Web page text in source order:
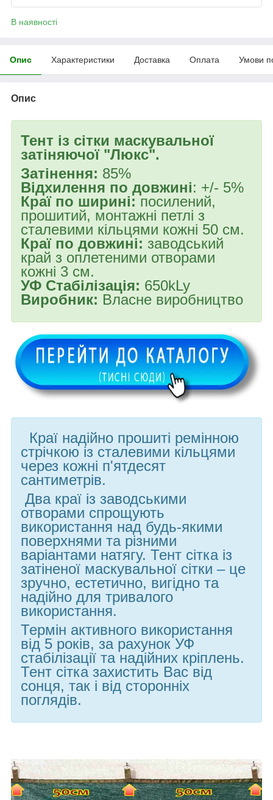
В наявності
Опис Характеристики Доставка Оплата Умови
Опис
Тент із сітки маскувальної
затіняючої "Люкс".
Затінення: 85%
Відхилення по довжині: +/- 5%
Краї по ширині:посилений,
прошитий, монтажні петлі з
сталевими кільцями кожні 50 см.
Краї по довжині: заводський
край з оплетеними отворами
кожні 3 см.
УФ Стабілізація: 650kLy
Виробник: Власне виробництво
Краї надійно прошиті ремінною
стрічкою із сталевими кільцями
через кожні п'ятдесят
сантиметрів.
Два краї із заводськими
отворами спрощують
використання над будь-якими
поверхнями та різними
варіантами натягу. Тент сітка із
затіненої маскувальної сітки – це
зручно, естетично, вигідно та
надійно для тривалого
використання.
Термін активного використання
від 5 років, за рахунок УФ
стабілізації та надійних кріплень.
Тент сітка захистить Вас від
сонця, так і від сторонніх
поглядів.